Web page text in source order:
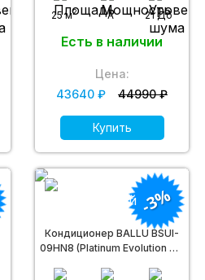
25 м2 A 21 Дб
Есть в наличии
Цена:
43640 ₽
44990 ₽
Купить
Кондиционер BALLU BSUI-
09HN8 (Platinum Evolution DC
-3%